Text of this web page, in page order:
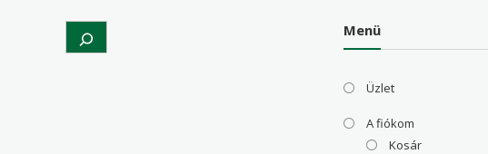
Search Menü
Üzlet
A fiókom
Kosár